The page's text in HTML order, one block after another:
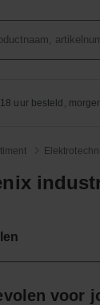
uur besteld,
voor